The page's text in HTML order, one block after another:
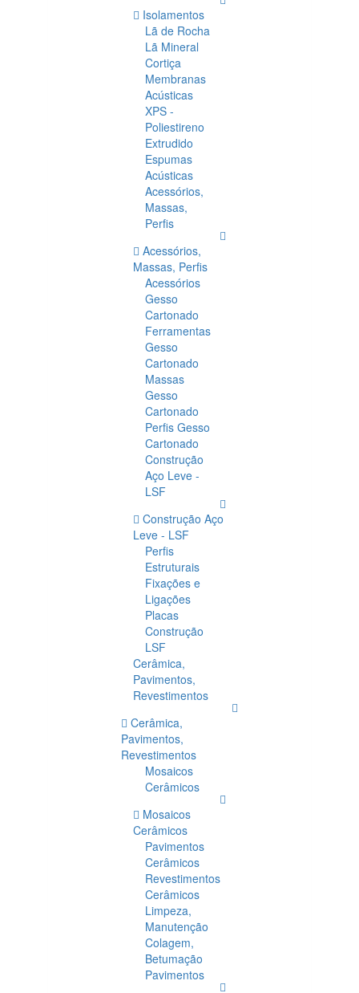
Isolamentos
Lã de Rocha
Lã Mineral
Cortiça
Membranas
Acústicas
XPS -
Poliestireno
Extrudido
Espumas
Acústicas
Acessórios,
Massas,
Perfis
Acessórios,
Massas, Perfis
Acessórios
Gesso
Cartonado
Ferramentas
Gesso
Cartonado
Massas
Gesso
Cartonado
Perfis Gesso
Cartonado
Construção
Aço Leve -
LSF
Construção Aço
Leve - LSF
Perfis
Estruturais
Fixações e
Ligações
Placas
Construção
LSF
Cerâmica,
Pavimentos,
Revestimentos
Cerâmica,
Pavimentos,
Revestimentos
Mosaicos
Cerâmicos
Mosaicos
Cerâmicos
Pavimentos
Cerâmicos
Revestimentos
Cerâmicos
Limpeza,
Manutenção
Colagem,
Betumação
Pavimentos